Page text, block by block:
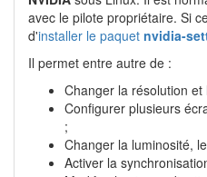
avec le pilote propriétaire. Si
d'installer le paquet nvidia-
Il permet entre autre de :
Changer la résolution
Configurer plusieurs
;
Changer la luminosité,
Activer la